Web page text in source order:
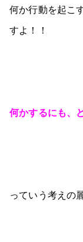
何か行動を起こ
すよ！！
何かするにも、
っていう考えの